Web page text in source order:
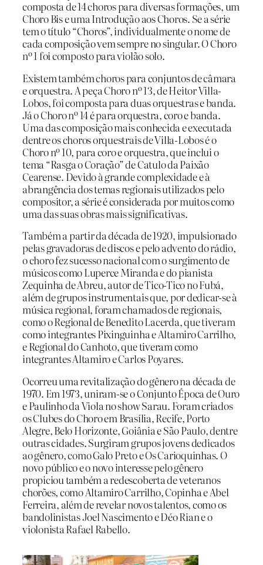
composta de 14 choros para diversas formações, um
Choro Bis e uma Introdução aos Choros. Se a série
tem o título “Choros”, individualmente o nome de
cada composição vem sempre no singular. O Choro
nº 1 foi composto para violão solo.
Existem também choros para conjuntos de câmara
e orquestra. A peça Choro nº 13, de Heitor Villa-
Lobos, foi composta para duas orquestras e banda.
Já o Choro nº 14 é para orquestra, coro e banda.
Uma das composição mais conhecida e executada
dentre os choros orquestrais de Villa-Lobos é o
Choro nº 10, para coro e orquestra, que inclui o
tema “Rasga o Coração” de Catulo da Paixão
Cearense. Devido à grande complexidade e à
abrangência dos temas regionais utilizados pelo
compositor, a série é considerada por muitos como
uma das suas obras mais significativas.
Também a partir da década de 1920, impulsionado
pelas gravadoras de discos e pelo advento do rádio,
o choro fez sucesso nacional com o surgimento de
músicos como Luperce Miranda e do pianista
Zequinha de Abreu, autor de Tico-Tico no Fubá,
além de grupos instrumentais que, por dedicar-se à
música regional, foram chamados de regionais,
como o Regional de Benedito Lacerda, que tiveram
como integrantes Pixinguinha e Altamiro Carrilho,
e Regional do Canhoto, que tiveram como
integrantes Altamiro e Carlos Poyares.
Ocorreu uma revitalização do gênero na década de
1970. Em 1973, uniram-se o Conjunto Época de Ouro
e Paulinho da Viola no show Sarau. Foram criados
os Clubes do Choro em Brasília, Recife, Porto
Alegre, Belo Horizonte, Goiânia e São Paulo, dentre
outras cidades. Surgiram grupos jovens dedicados
ao gênero, como Galo Preto e Os Carioquinhas. O
novo público e o novo interesse pelo gênero
propiciou também a redescoberta de veteranos
chorões, como Altamiro Carrilho, Copinha e Abel
Ferreira, além de revelar novos talentos, como os
bandolinistas Joel Nascimento e Déo Rian e o
violonista Rafael Rabello.